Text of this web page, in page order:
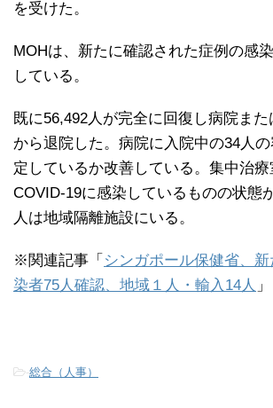
を受けた。
MOHは、新たに確認された症例の感
している。
既に56,492人が完全に回復し病院ま
から退院した。病院に入院中の34人
定しているか改善している。集中治療
COVID-19に感染しているものの状態
人は地域隔離施設にいる。
※関連記事「 シンガポール保健省、
染者75人確認、地域１人・輸入14人 」
-総合（人事）